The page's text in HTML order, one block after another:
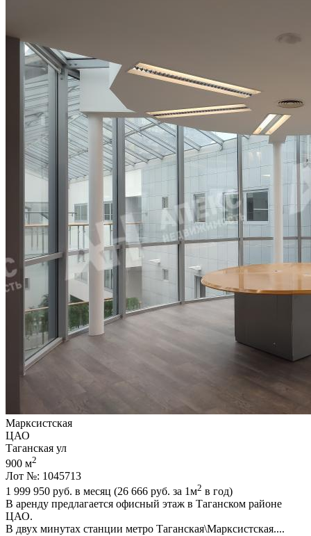
Марксистская
ЦАО
Таганская ул
900 м2
Лот №: 1045713
1 999 950 руб. в месяц (26 666 руб. за 1м2 в год)
В аренду предлагается офисный этаж в Таганском районе
ЦАО.
В двух минутах станции метро Таганская\Марксистская....